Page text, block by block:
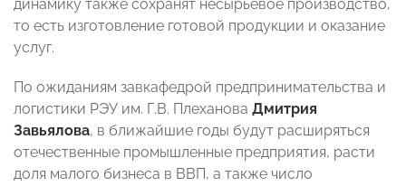
динамику также сохранят несырьевое производство,
то есть изготовление готовой продукции и оказание
услуг.
По ожиданиям завкафедрой предпринимательства и
логистики РЭУ им. Г.В. Плеханова Дмитрия
Завьялова, в ближайшие годы будут расширяться
отечественные промышленные предприятия, расти
доля малого бизнеса в ВВП, а также число